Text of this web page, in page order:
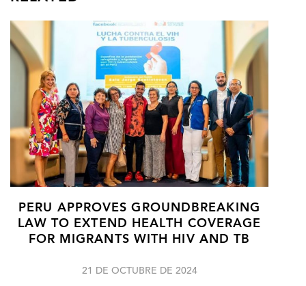
PERU APPROVES GROUNDBREAKING
LAW TO EXTEND HEALTH COVERAGE
FOR MIGRANTS WITH HIV AND TB
21 DE OCTUBRE DE 2024